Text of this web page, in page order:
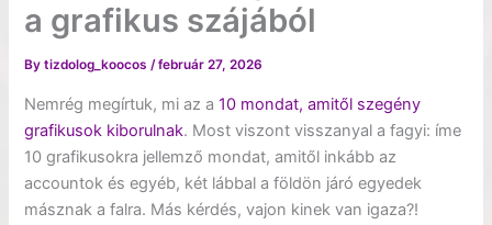
a grafikus szájából
Bytizdolog_koocos/február 27, 2026
Nemrég megírtuk, mi az a10 mondat, amitől szegény
grafikusok kiborulnak. Most viszont visszanyal a fagyi: íme
10 grafikusokra jellemző mondat, amitől inkább az
accountok és egyéb, két lábbal a földön járó egyedek
másznak a falra. Más kérdés, vajon kinek van igaza?!